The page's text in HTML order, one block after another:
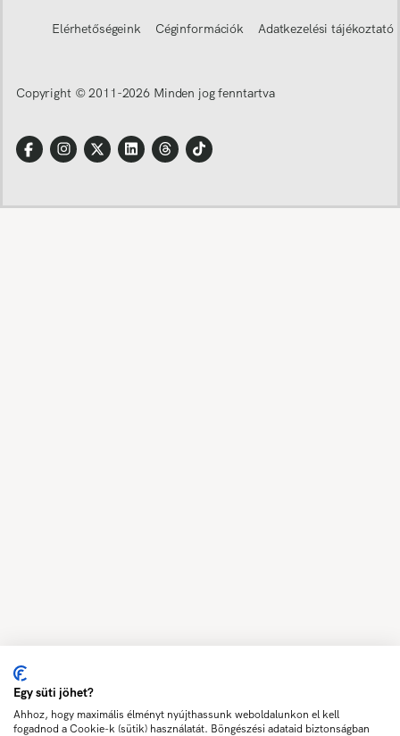
Elérhetőségeink Céginformációk Adatkezelési tájékoztató
Copyright © 2011-2026 Minden jog fenntartva
Egy süti jöhet?
Ahhoz, hogy maximális élményt nyújthassunk weboldalunkon el kell
fogadnod a Cookie-k (sütik) használatát. Böngészési adataid biztonságban